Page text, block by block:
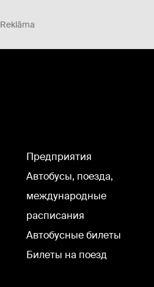
Reklāma
Предприятия
Автобусы, поезда,
международные
расписания
Автобусные билеты
Билеты на поезд